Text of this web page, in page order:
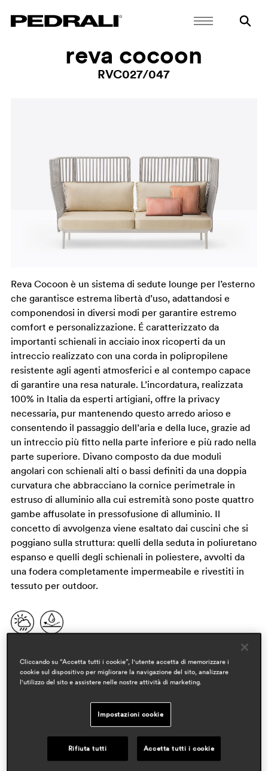
reva cocoon
RVC027/047
Reva Cocoon è un sistema di sedute lounge per l’esterno
che garantisce estrema libertà d’uso, adattandosi e
componendosi in diversi modi per garantire estremo
comfort e personalizzazione. É caratterizzato da
importanti schienali in acciaio inox ricoperti da un
intreccio realizzato con una corda in polipropilene
resistente agli agenti atmosferici e al contempo capace
di garantire una resa naturale. L’incordatura, realizzata
100% in Italia da esperti artigiani, offre la privacy
necessaria, pur mantenendo questo arredo arioso e
consentendo il passaggio dell’aria e della luce, grazie ad
un intreccio più fitto nella parte inferiore e più rado nella
parte superiore. Divano composto da due moduli
angolari con schienali alti o bassi definiti da una doppia
curvatura che abbracciano la cornice perimetrale in
estruso di alluminio alla cui estremità sono poste quattro
gambe affusolate in pressofusione di alluminio. Il
concetto di avvolgenza viene esaltato dai cuscini che si
poggiano sulla struttura: quelli della seduta in poliuretano
espanso e quelli degli schienali in poliestere, avvolti da
una fodera completamente impermeabile e rivestiti in
tessuto per outdoor.
designer
patrick jouin
Cliccando su “Accetta tutti i cookie”, l'utente accetta di memorizzare i
cookie sul dispositivo per migliorare la navigazione del sito, analizzare
l'utilizzo del sito e assistere nelle nostre attività di marketing.
Impostazioni cookie
Rifiuta tutti Accetta tutti i cookie